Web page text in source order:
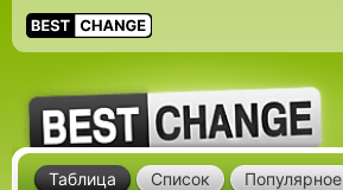
Таблица Список Популярное